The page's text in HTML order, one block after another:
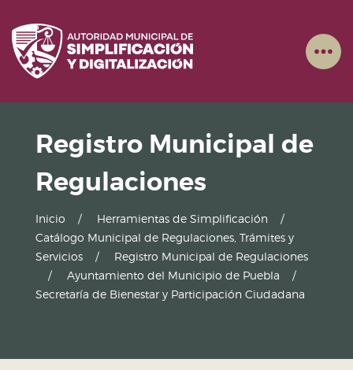
Registro Municipal de
Regulaciones
Inicio
Herramientas de Simplificación
Catálogo Municipal de Regulaciones, Trámites y
Servicios
Registro Municipal de Regulaciones
Ayuntamiento del Municipio de Puebla
Secretaría de Bienestar y Participación Ciudadana